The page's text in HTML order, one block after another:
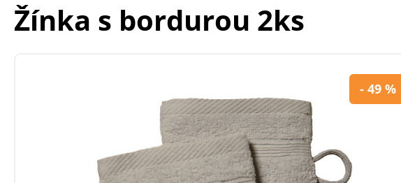
Žínka s bordurou 2ks
- 49 %